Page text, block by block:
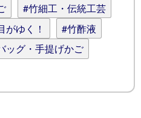
#竹細工・伝統工芸
がゆく！
#竹酢液
ッグ・手提げかご